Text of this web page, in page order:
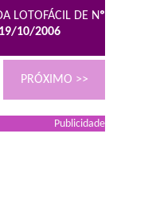
LOTOFÁCIL DE Nº
19/10/2006
PRÓXIMO >>
Publicidade